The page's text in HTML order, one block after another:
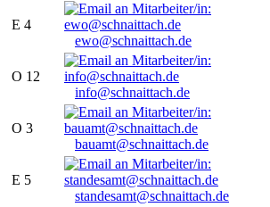
E 4
ewo@schnaittach.de
O 12
info@schnaittach.de
O 3
bauamt@schnaittach.de
E 5
standesamt@schnaittach.de